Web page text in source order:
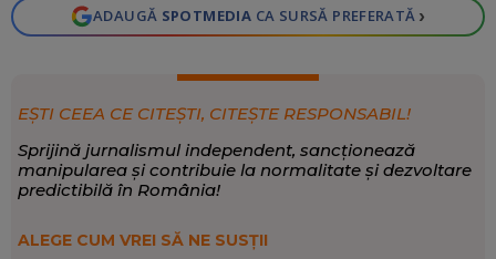
ADAUGĂ SPOTMEDIA CA SURSĂ PREFERATĂ ›
EȘTI CEEA CE CITEȘTI, CITEȘTE RESPONSABIL!
Sprijină jurnalismul independent, sancționează
manipularea și contribuie la normalitate și dezvoltare
predictibilă în România!
ALEGE CUM VREI SĂ NE SUSȚII